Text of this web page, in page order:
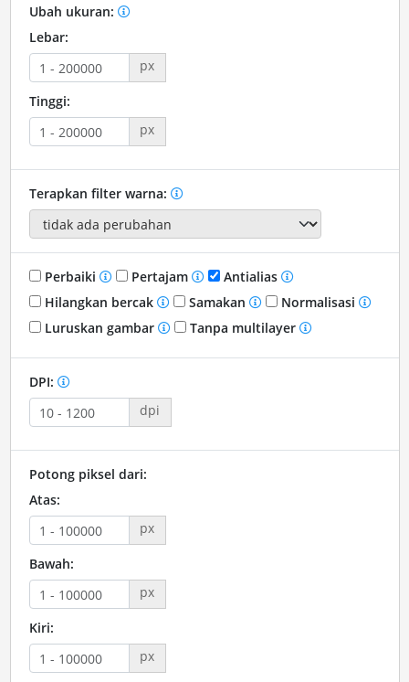
Ubah ukuran:
Lebar:
px
Tinggi:
px
Terapkan filter warna:
Perbaiki Pertajam
Antialias
Hilangkan bercak
Samakan
Normalisasi
Luruskan gambar
Tanpa multilayer
DPI:
dpi
Potong piksel dari:
Atas:
px
Bawah:
px
Kiri:
px